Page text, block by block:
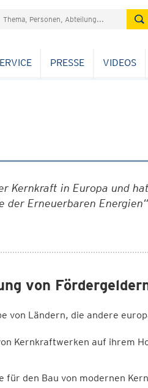
Suchefeld
PRESSE VIDEOS
Kernkraft in Europa und
der Erneuerbaren Energien“
von
von Ländern, die andere
Kernkraftwerken auf ihrem
den Bau von modernen